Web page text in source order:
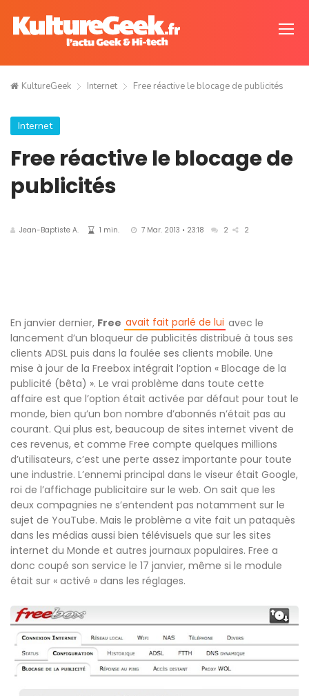
KultureGeek Internet Free réactive le blocage de publicités
Internet
Free réactive le blocage de
publicités
Jean-Baptiste A. 1 min. 7 Mar. 2013 • 23:18 2 2
En janvier dernier, Free avait fait parlé de lui avec le
lancement d’un bloqueur de publicités distribué à tous ses
clients ADSL puis dans la foulée ses clients mobile. Une
mise à jour de la Freebox intégrait l’option « Blocage de la
publicité (bêta) ». Le vrai problème dans toute cette
affaire est que l’option était activée par défaut pour tout le
monde, bien qu’un bon nombre d’abonnés n’était pas au
courant. Qui plus est, beaucoup de sites internet vivent de
ces revenus, et comme Free compte quelques millions
d’utilisateurs, c’est une perte assez importante pour toute
une industrie. L’ennemi principal dans le viseur était Google,
roi de l’affichage publicitaire sur le web. On sait que les
deux compagnies ne s’entendent pas notamment sur le
sujet de YouTube. Mais le problème a vite fait un pataquès
dans les médias aussi bien télévisuels que sur les sites
internet du Monde et autres journaux populaires. Free a
donc coupé son service le 17 janvier, même si le module
était sur « activé » dans les réglages.